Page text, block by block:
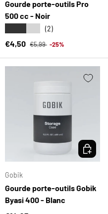
Gourde porte-outils Pro
500 cc - Noir
(2)
Prix soldé
€4,50 Prix habituel
€5,99 -25%
OPTIONS
Gobik
Gourde porte-outils Gobik
Byasi 400 - Blanc